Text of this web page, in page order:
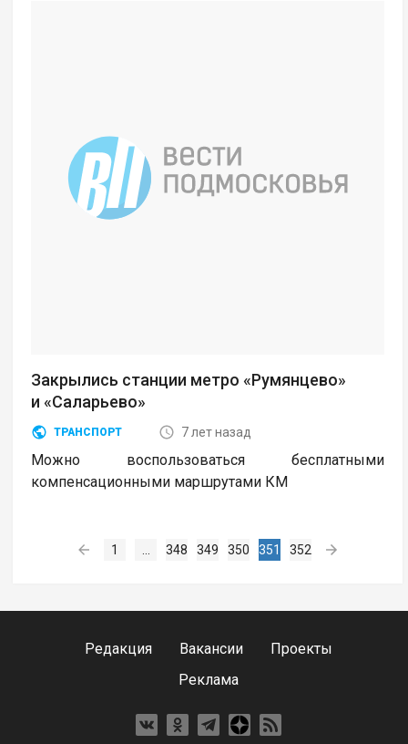
Закрылись станции метро «Румянцево»
и «Саларьево»
ТРАНСПОРТ 7 лет назад
Можно воспользоваться бесплатными
компенсационными маршрутами КМ
1 348 349 350 351 352
Редакция Вакансии
Проекты
Реклама